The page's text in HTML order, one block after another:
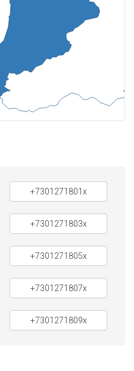
+7301271801x
+7301271803x
+7301271805x
+7301271807x
+7301271809x